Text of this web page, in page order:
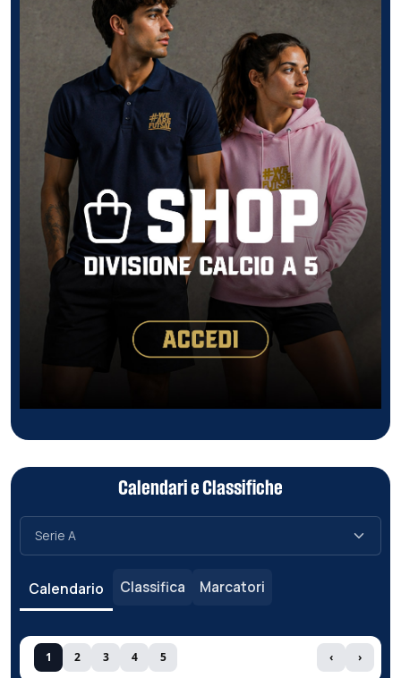
Calendari e Classifiche
Calendario Classifica Marcatori
1 2 3 4 5 ‹ ›